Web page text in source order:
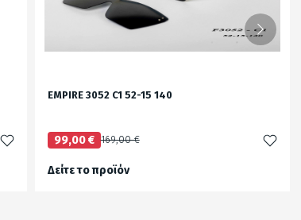
EMPIRE 3052 C1 52-15 140
99,00 € 169,00 €
Δείτε το προϊόν